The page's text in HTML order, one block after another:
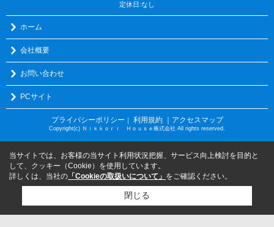
定休日:なし
ホーム
会社概要
お問い合わせ
PCサイト
プライバシーポリシー 利用規約 ｜アクセスマップ
Copyright(c) Ｎｉｋｋｏｒｉ Ｈｏｕｓｅ株式会社 All rights reserved.
当サイトでは、お客様の当サイト利用状況把握、サービス向上検討を目的と
して、クッキー（Cookie）を使用しています。
詳しくは、当社の 「Cookieの取扱いについて」 をご確認ください。
閉じる